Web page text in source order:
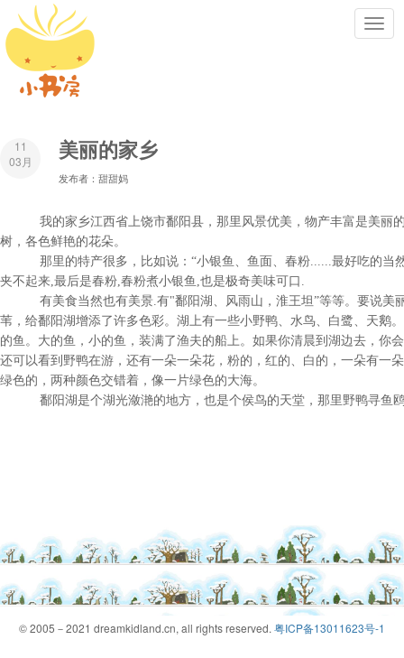
11
03月
美丽的家乡
发布者：甜甜妈
我的家乡江西省上饶市鄱阳县 ，那里风景优美，物产丰富是美丽
树，各色鲜艳的花朵。
那里的特产很多，比如说：“小银鱼、鱼面、春粉......最好吃的当
夹不起来,最后是春粉,春粉煮小银鱼,也是极奇美味可口.
有美食当然也有美景.有"鄱阳湖 、风雨山，淮王坦”等等。要说美
苇，给鄱阳湖增添了许多色彩。湖上有一些小野鸭、水鸟、白鹭、天鹅
的鱼。大的鱼，小的鱼，装满了渔夫的船上。如果你清晨到湖边去，你
还可以看到野鸭在游，还有一朵一朵花，粉的，红的、白的，一朵有一
绿色的，两种颜色交错着，像一片绿色的大海。
鄱阳湖是个湖光潋滟的地方，也是个侯鸟的天堂，那里野鸭寻鱼
© 2005－2021 dreamkidland.cn, all rights reserved. 粤ICP备13011623号-1